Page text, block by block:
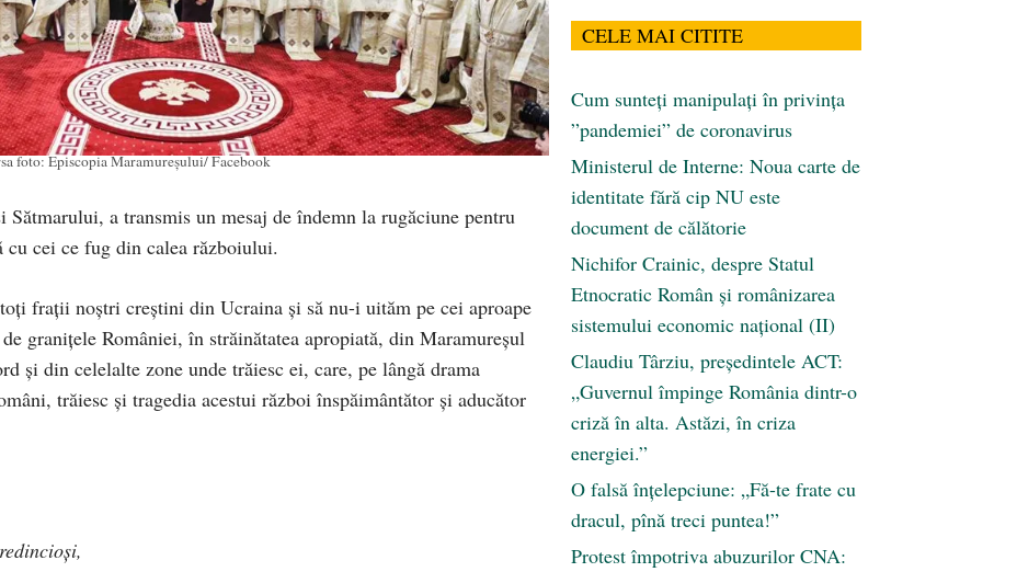
foto: Episcopia Maramureșului/ Facebook
a transmis un mesaj de îndemn la rugăciune pentru
cei ce fug din calea războiului.
frații noștri creștini din Ucraina și să nu-i uităm pe cei aproape
granițele României, în străinătatea apropiată, din Maramureșul
și din celelalte zone unde trăiesc ei, care, pe lângă drama
trăiesc și tragedia acestui război înspăimântător și aducător
CELE MAI CITITE
Cum sunteți manipulați în privința
”pandemiei” de coronavirus
Ministerul de Interne: Noua carte de
identitate fără cip NU este
document de călătorie
Nichifor Crainic, despre Statul
Etnocratic Român şi românizarea
sistemului economic naţional (II)
Claudiu Târziu, președintele ACT:
„Guvernul împinge România dintr-o
criză în alta. Astăzi, în criza
energiei.”
O falsă înțelepciune: „Fă-te frate cu
dracul, pînă treci puntea!”
Protest împotriva abuzurilor CNA: